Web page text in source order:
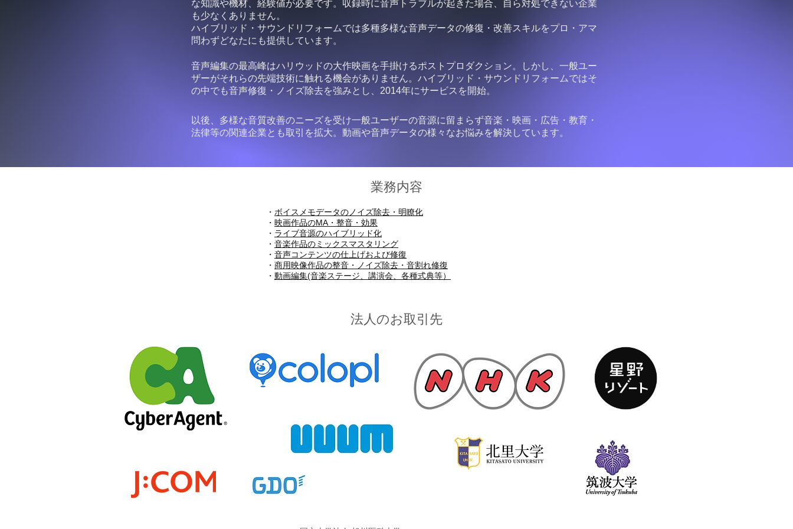
な知識や機材、経験値が必要です。収録時に音声トラブルが起きた場合、自ら対処できない企業
も少なくありません。
ハイブリッド・サウンドリフォームでは多種多様な音声データの修復・改善スキルをプロ・アマ
問わずどなたにも提供しています。
音声編集の最高峰はハリウッドの大作映画を手掛けるポストプロダクション。しかし、一般ユー
ザーがそれらの先端技術に触れる機会がありません。ハイブリッド・サウンドリフォームではそ
の中でも音声修復・ノイズ除去を強みとし、2014年にサービスを開始。
以後、多様な音質改善のニーズを受け一般ユーザーの音源に留まらず音楽・映画・広告・教育・
法律等の関連企業とも取引を拡大。動画や音声データの様々なお悩みを解決しています。
業務内容
・ ボイスメモデータのノイズ除去・明瞭化
・ 映画作品のMA・整音・効果
・ ライブ音源のハイブリッド化
・ 音楽作品のミックスマスタリング
・ 音声コンテンツの仕上げおよび修復
・ 商用映像作品の整音・ノイズ除去・音割れ修復
​・ 動画編集(音楽ステージ、講演会、各種式典等）
法人のお取引先